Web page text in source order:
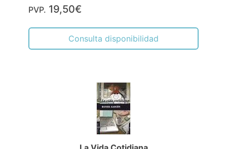
PVP. 19,50€
Consulta disponibilidad